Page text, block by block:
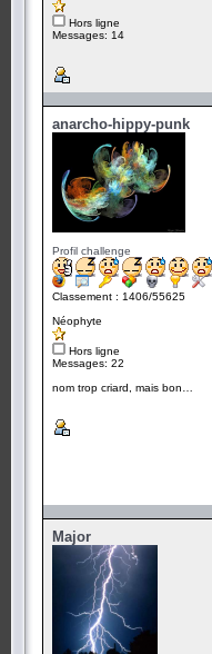
Hors ligne
Messages: 14
anarcho-hippy-punk
Profil challenge
Classement : 1406/55625
Néophyte
Hors ligne
Messages: 22
nom trop criard, mais bon…
Major